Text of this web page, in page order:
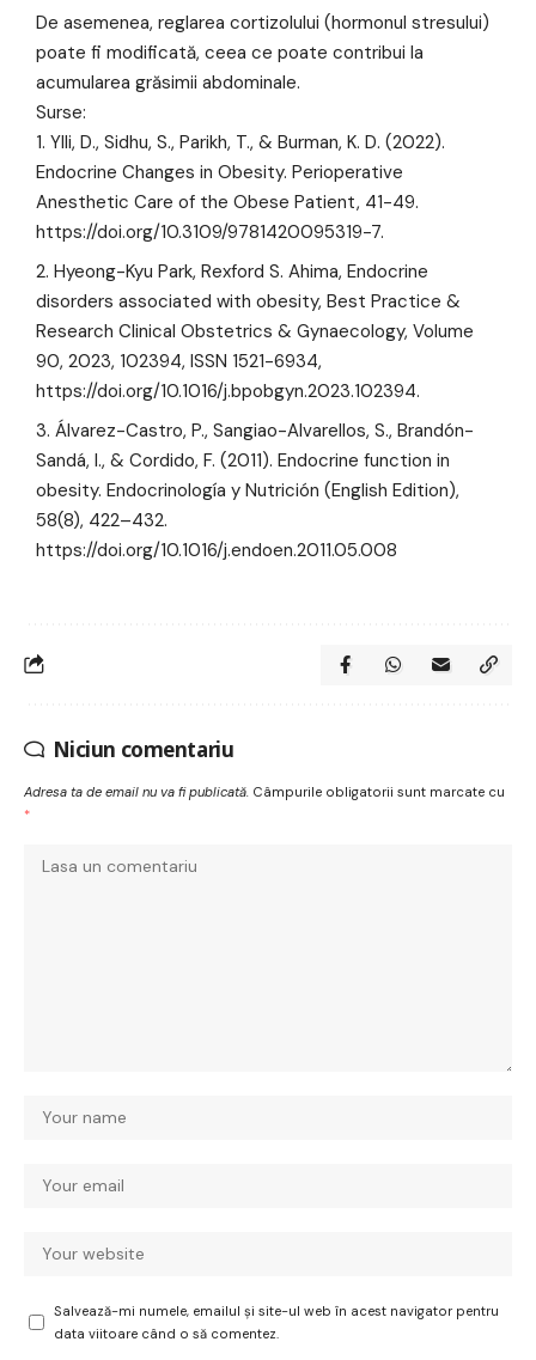
De asemenea, reglarea cortizolului (hormonul stresului)
poate fi modificată, ceea ce poate contribui la
acumularea grăsimii abdominale.
Surse:
Ylli, D., Sidhu, S., Parikh, T., & Burman, K. D. (2022).
Endocrine Changes in Obesity. Perioperative
Anesthetic Care of the Obese Patient, 41-49.
https://doi.org/10.3109/9781420095319-7.
Hyeong-Kyu Park, Rexford S. Ahima, Endocrine
disorders associated with obesity, Best Practice &
Research Clinical Obstetrics & Gynaecology, Volume
90, 2023, 102394, ISSN 1521-6934,
https://doi.org/10.1016/j.bpobgyn.2023.102394.
Álvarez-Castro, P., Sangiao-Alvarellos, S., Brandón-
Sandá, I., & Cordido, F. (2011). Endocrine function in
obesity. Endocrinología y Nutrición (English Edition),
58(8), 422–432.
https://doi.org/10.1016/j.endoen.2011.05.008
Niciun comentariu
Adresa ta de email nu va fi publicată. Câmpurile obligatorii sunt marcate cu
*
Salvează-mi numele, emailul și site-ul web în acest navigator pentru
data viitoare când o să comentez.